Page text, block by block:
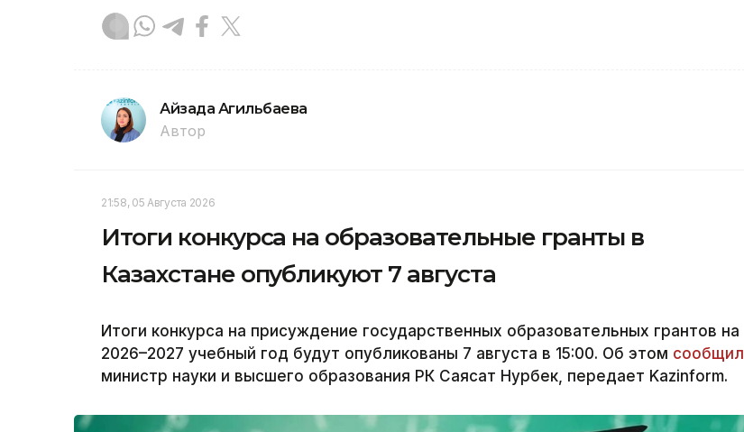
Айзада Агильбаева
Автор
21:58, 05 Августа 2026
Итоги конкурса на образовательные гранты в
Казахстане опубликуют 7 августа
Итоги конкурса на присуждение государственных образовательных грантов на
2026–2027 учебный год будут опубликованы 7 августа в 15:00. Об этом сообщил
министр науки и высшего образования РК Саясат Нурбек, передает Kazinform.